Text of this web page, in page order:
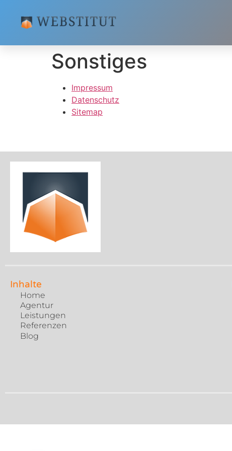
Sonstiges
Impressum
Datenschutz
Sitemap
Inhalte
Home
Agentur
Leistungen
Referenzen
Blog